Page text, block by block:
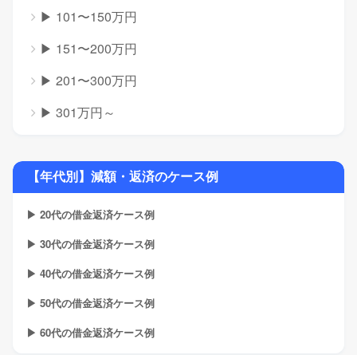
▶ 101〜150万円
▶ 151〜200万円
▶ 201〜300万円
▶ 301万円～
【年代別】減額・返済のケース例
▶ 20代の借金返済ケース例
▶ 30代の借金返済ケース例
▶ 40代の借金返済ケース例
▶ 50代の借金返済ケース例
▶ 60代の借金返済ケース例